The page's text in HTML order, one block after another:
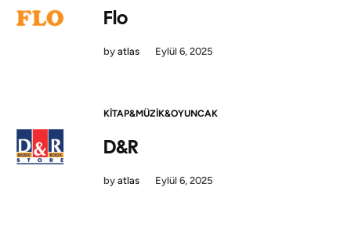
Flo
by atlas Eylül 6, 2025
KITAP&MÜZIK&OYUNCAK
D&R
by atlas Eylül 6, 2025